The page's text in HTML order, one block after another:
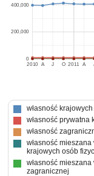
2010 2011
A J O A
0
200,000
400,000
własność
własność prywatna
własność
własność
krajowych osób
własność
zagranicznej